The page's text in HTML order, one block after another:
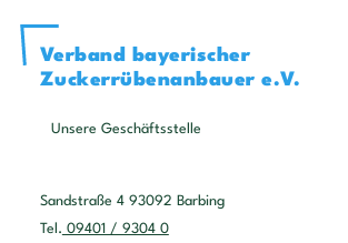
Verband bayerischer
Zuckerrübenanbauer e.V.
Unsere Geschäftsstelle
Sandstraße 4 93092 Barbing
Tel. 09401 / 9304 0